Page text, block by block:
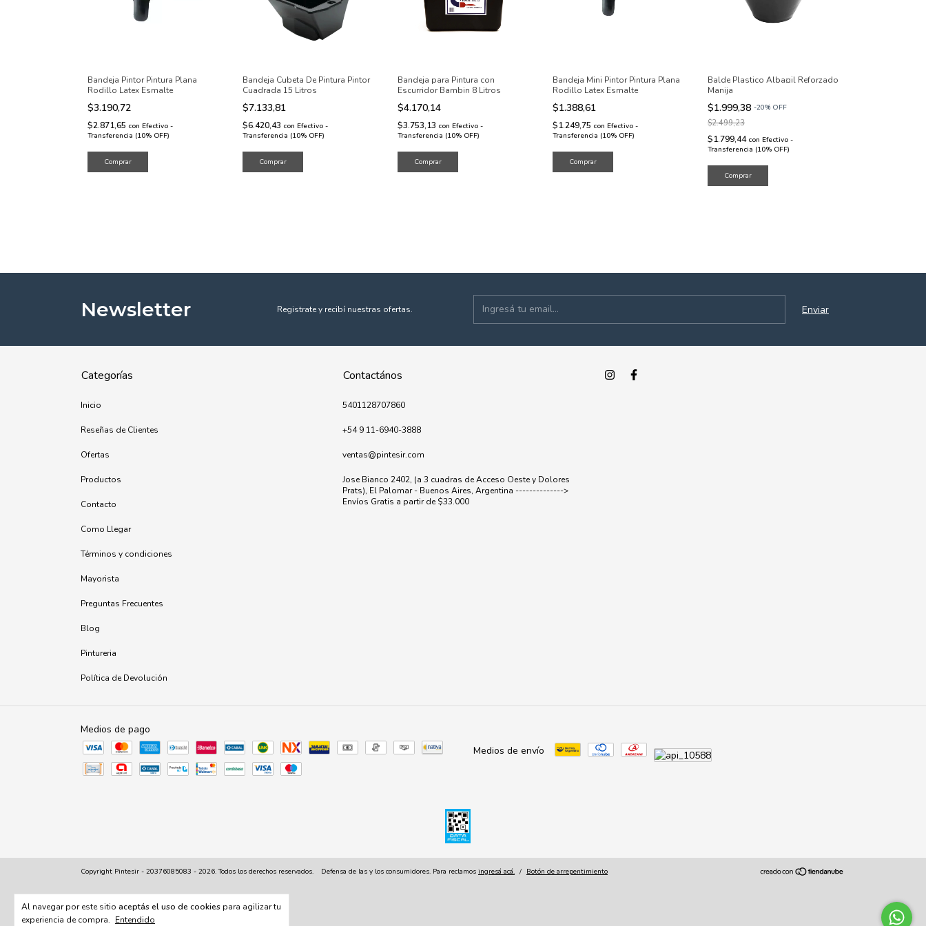
Al navegar por este sitio aceptás el uso de cookies para agilizar tu
experiencia de compra. Entendido
Bandeja Pintor Pintura Plana
Rodillo Latex Esmalte
$3.190,72
$2.871,65 con Efectivo -
Transferencia (10% OFF)
Bandeja Cubeta De Pintura Pintor
Cuadrada 15 Litros
$7.133,81
$6.420,43 con Efectivo -
Transferencia (10% OFF)
Bandeja para Pintura con
Escurridor Bambin 8 Litros
$4.170,14
$3.753,13 con Efectivo -
Transferencia (10% OFF)
Bandeja Mini Pintor Pintura Plana
Rodillo Latex Esmalte
$1.388,61
$1.249,75 con Efectivo -
Transferencia (10% OFF)
Balde Plastico Alba¤il Reforzado
Manija
$1.999,38 -20% OFF
$2.499,23
$1.799,44 con Efectivo -
Transferencia (10% OFF)
Newsletter Registrate y recibí nuestras ofertas.
Categorías
Inicio
Reseñas de Clientes
Ofertas
Productos
Contacto
Como Llegar
Términos y condiciones
Mayorista
Preguntas Frecuentes
Blog
Pintureria
Política de Devolución
Contactános
5401128707860
+54 9 11-6940-3888
ventas@pintesir.com
Jose Bianco 2402, (a 3 cuadras de Acceso Oeste y Dolores
Prats), El Palomar - Buenos Aires, Argentina -------------->
Envíos Gratis a partir de $33.000
Medios de pago
Medios de envío
Copyright Pintesir - 20376085083 - 2026. Todos los derechos reservados. Defensa de las y los consumidores. Para reclamos ingresá acá. / Botón de arrepentimiento